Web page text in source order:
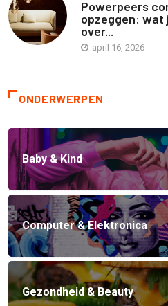
Powerpeers
opzeggen: wat
over...
april 16, 2026
ONDERWERPEN
Baby & Kind
Computer & Elektronica
Gezondheid & Beauty